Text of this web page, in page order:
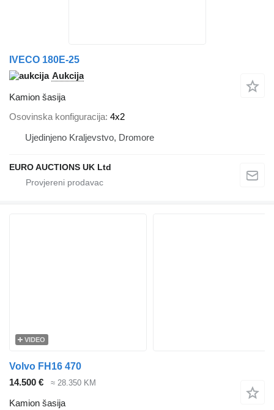
IVECO 180E-25
Aukcija
Kamion šasija
Osovinska konfiguracija 4x2
Ujedinjeno Kraljevstvo, Dromore
EURO AUCTIONS UK Ltd
VIDEO
Volvo FH16 470
14.500 €
≈ 28.350 KM
Kamion šasija